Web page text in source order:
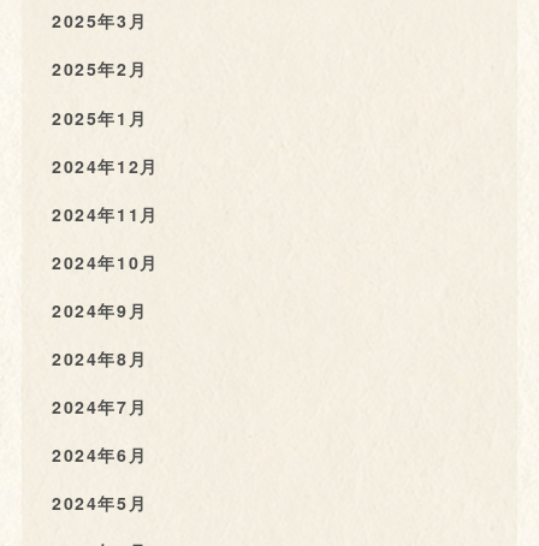
2025年3月
2025年2月
2025年1月
2024年12月
2024年11月
2024年10月
2024年9月
2024年8月
2024年7月
2024年6月
2024年5月